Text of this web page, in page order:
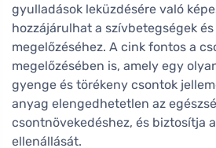
gyulladások leküzdésére való
hozzájárulhat a szívbetegségek
megelőzéséhez. A cink fontos a
megelőzésében is, amely egy
gyenge és törékeny csontok
anyag elengedhetetlen az
csontnövekedéshez, és biztosítja
ellenállását.